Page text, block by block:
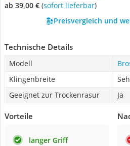
ab 39,00 € ( Sofort lieferbar)
Preisvergleich und
Technische Details
Modell
Klingenbreite
Geeignet zur Trockenrasur
Ja
Vorteile
langer Griff